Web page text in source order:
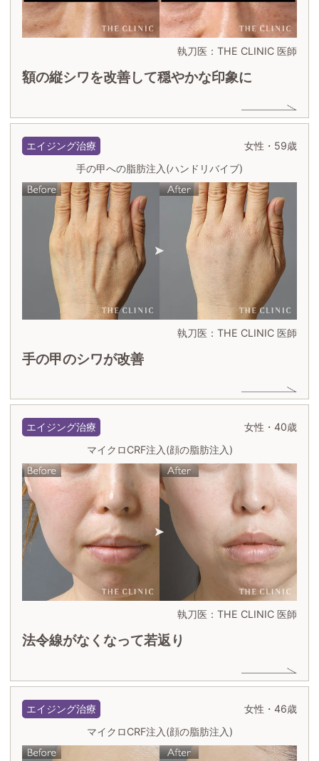
執刀医：THE CLINIC 医師
額の縦シワを改善して穏やかな印象に
エイジング治療
女性・59歳
手の甲への脂肪注入(ハンドリバイブ)
執刀医：THE CLINIC 医師
手の甲のシワが改善
エイジング治療
女性・40歳
マイクロCRF注入(顔の脂肪注入)
執刀医：THE CLINIC 医師
法令線がなくなって若返り
エイジング治療
女性・46歳
マイクロCRF注入(顔の脂肪注入)